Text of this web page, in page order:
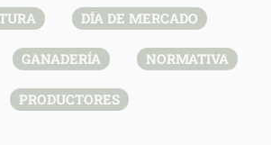
DÍA DE MERCADO
GANADERÍA NORMATIVA
PRODUCTORES